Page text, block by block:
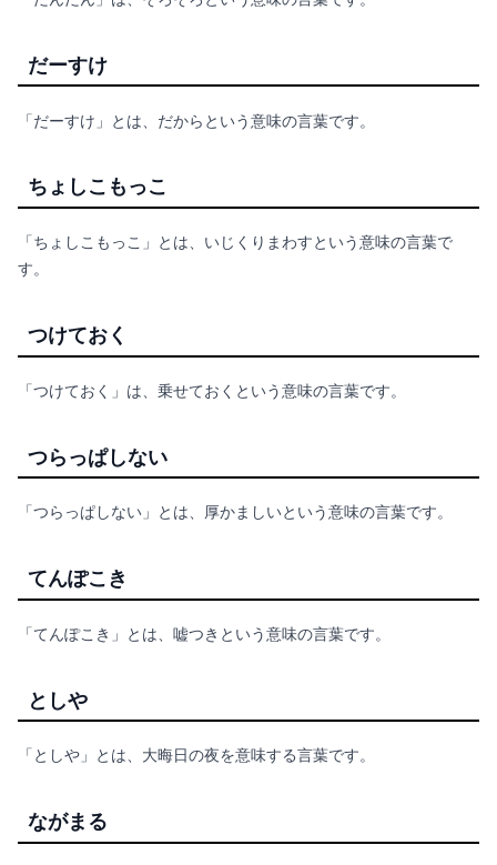
だーすけ
「だーすけ」とは、だからという意味の言葉です。
ちょしこもっこ
「ちょしこもっこ」とは、いじくりまわすという意味の言葉で
す。
つけておく
「つけておく」は、乗せておくという意味の言葉です。
つらっぱしない
「つらっぱしない」とは、厚かましいという意味の言葉です。
てんぽこき
「てんぽこき」とは、嘘つきという意味の言葉です。
としや
「としや」とは、大晦日の夜を意味する言葉です。
ながまる